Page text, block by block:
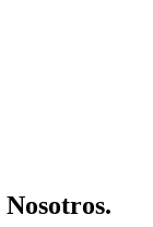
Nosotros.